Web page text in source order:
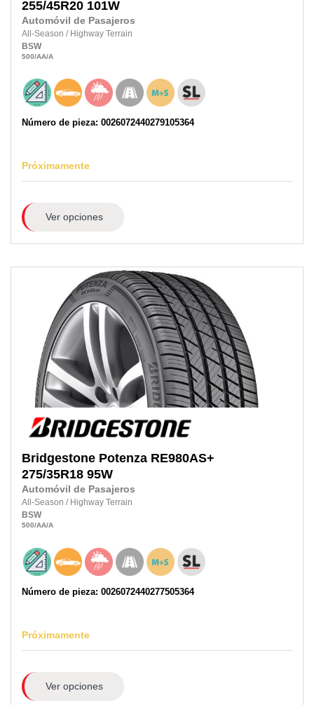
255/45R20 101W
Automóvil de Pasajeros
All-Season / Highway Terrain
BSW
500/AA/A
Número de pieza: 0026072440279105364
Próximamente
Ver opciones
Bridgestone Potenza RE980AS+
275/35R18 95W
Automóvil de Pasajeros
All-Season / Highway Terrain
BSW
500/AA/A
Número de pieza: 0026072440277505364
Próximamente
Ver opciones